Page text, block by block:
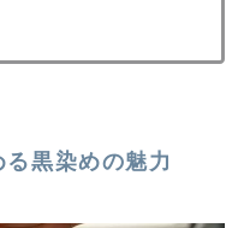
黒染めの魅力